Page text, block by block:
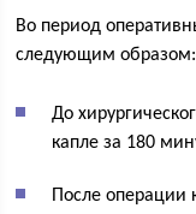
Во период
следующим образом:
До
капле за 180
После операции